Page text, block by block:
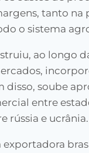
tanto
o sistema
ao longo
soube
entre
rússia e ucrânia.